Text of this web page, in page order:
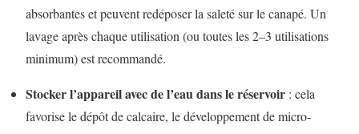
absorbantes et peuvent redéposer la saleté sur le canapé. Un
lavage après chaque utilisation (ou toutes les 2–3 utilisations
minimum) est recommandé.
Stocker l’appareil avec de l’eau dans le réservoir : cela
favorise le dépôt de calcaire, le développement de micro-